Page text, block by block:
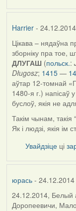
Harrier-
Цікава – нядаўна
зборніку пра тое,
ДЛУГАШ (польск.:
Długosz; 1415—
аўтар 12-томнай
1480-я г.) напісаў
буслоў, якія не
Такім чынам,
Як і людзі, якія ім
Увайдзіце ці
юрась- 24.12.2014
24.12.2014, Белый
Доропеевичи,